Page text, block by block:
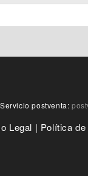
Servicio postventa:
Legal | Política